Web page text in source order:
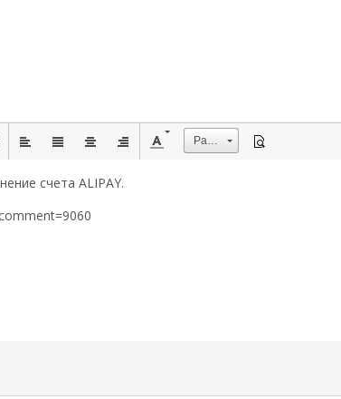
Размер
счета ALIPAY.